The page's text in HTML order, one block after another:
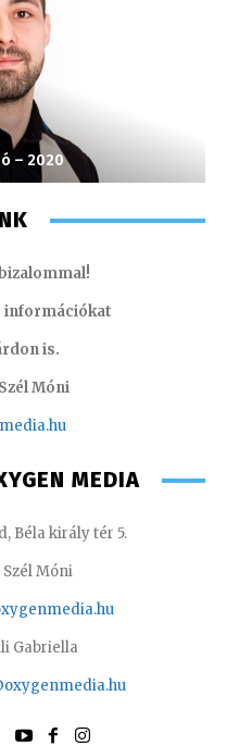
– 2020
információkat
is.
Móni
MEDIA
Béla király tér 5.
Szél Móni
Gabriella